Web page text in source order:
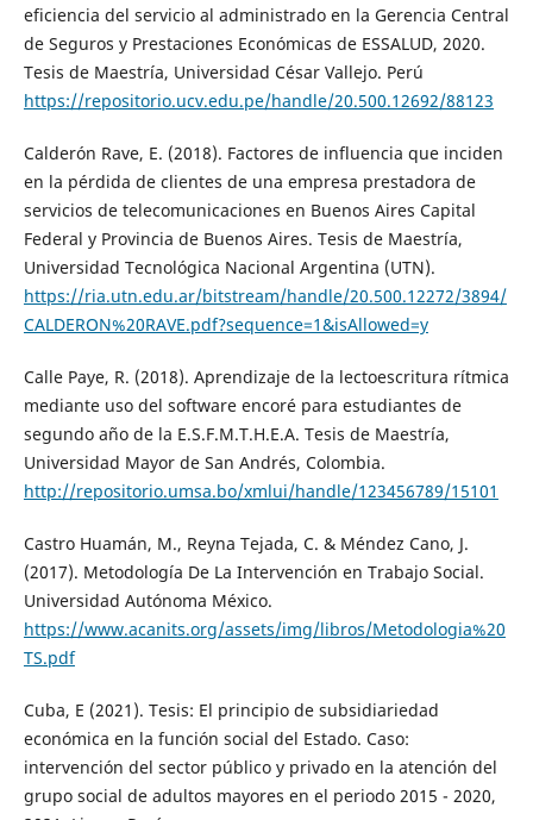
eficiencia del servicio al administrado en la Gerencia Central
de Seguros y Prestaciones Económicas de ESSALUD, 2020.
Tesis de Maestría, Universidad César Vallejo. Perú
https://repositorio.ucv.edu.pe/handle/20.500.12692/88123
Calderón Rave, E. (2018). Factores de influencia que inciden
en la pérdida de clientes de una empresa prestadora de
servicios de telecomunicaciones en Buenos Aires Capital
Federal y Provincia de Buenos Aires. Tesis de Maestría,
Universidad Tecnológica Nacional Argentina (UTN).
https://ria.utn.edu.ar/bitstream/handle/20.500.12272/3894/
CALDERON%20RAVE.pdf?sequence=1&isAllowed=y
Calle Paye, R. (2018). Aprendizaje de la lectoescritura rítmica
mediante uso del software encoré para estudiantes de
segundo año de la E.S.F.M.T.H.E.A. Tesis de Maestría,
Universidad Mayor de San Andrés, Colombia.
http://repositorio.umsa.bo/xmlui/handle/123456789/15101
Castro Huamán, M., Reyna Tejada, C. & Méndez Cano, J.
(2017). Metodología De La Intervención en Trabajo Social.
Universidad Autónoma México.
https://www.acanits.org/assets/img/libros/Metodologia%20
TS.pdf
Cuba, E (2021). Tesis: El principio de subsidiariedad
económica en la función social del Estado. Caso:
intervención del sector público y privado en la atención del
grupo social de adultos mayores en el periodo 2015 - 2020,